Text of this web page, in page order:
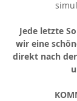
Jede letzte
wir eine
direkt nach